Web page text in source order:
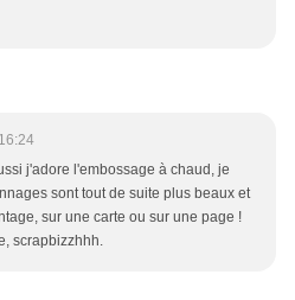
j'adore l'embossage à chaud, je
sont tout de suite plus beaux et
sur une carte ou sur une page !
scrapbizzhhh.